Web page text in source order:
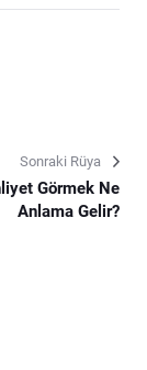
Sonraki Rüya
Görmek Ne
Anlama Gelir?